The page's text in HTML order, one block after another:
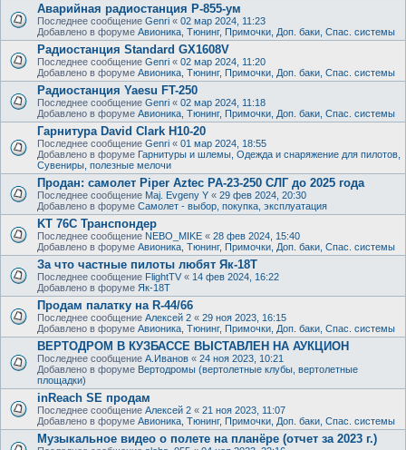
Аварийная радиостанция Р-855-ум
Последнее сообщение Genri « 02 мар 2024, 11:23
Добавлено в форуме Авионика, Тюнинг, Примочки, Доп. баки, Спас. системы
Радиостанция Standard GX1608V
Последнее сообщение Genri « 02 мар 2024, 11:20
Добавлено в форуме Авионика, Тюнинг, Примочки, Доп. баки, Спас. системы
Радиостанция Yaesu FT-250
Последнее сообщение Genri « 02 мар 2024, 11:18
Добавлено в форуме Авионика, Тюнинг, Примочки, Доп. баки, Спас. системы
Гарнитура David Clark H10-20
Последнее сообщение Genri « 01 мар 2024, 18:55
Добавлено в форуме Гарнитуры и шлемы, Одежда и снаряжение для пилотов,
Сувениры, полезные мелочи
Продан: самолет Piper Aztec PA-23-250 СЛГ до 2025 года
Последнее сообщение Maj. Evgeny Y « 29 фев 2024, 20:30
Добавлено в форуме Самолет - выбор, покупка, эксплуатация
KT 76C Транспондер
Последнее сообщение NEBO_MIKE « 28 фев 2024, 15:40
Добавлено в форуме Авионика, Тюнинг, Примочки, Доп. баки, Спас. системы
За что частные пилоты любят Як-18Т
Последнее сообщение FlightTV « 14 фев 2024, 16:22
Добавлено в форуме Як-18Т
Продам палатку на R-44/66
Последнее сообщение Алексей 2 « 29 ноя 2023, 16:15
Добавлено в форуме Авионика, Тюнинг, Примочки, Доп. баки, Спас. системы
ВЕРТОДРОМ В КУЗБАССЕ ВЫСТАВЛЕН НА АУКЦИОН
Последнее сообщение А.Иванов « 24 ноя 2023, 10:21
Добавлено в форуме Вертодромы (вертолетные клубы, вертолетные
площадки)
inReach SE продам
Последнее сообщение Алексей 2 « 21 ноя 2023, 11:07
Добавлено в форуме Авионика, Тюнинг, Примочки, Доп. баки, Спас. системы
Музыкальное видео о полете на планёре (отчет за 2023 г.)